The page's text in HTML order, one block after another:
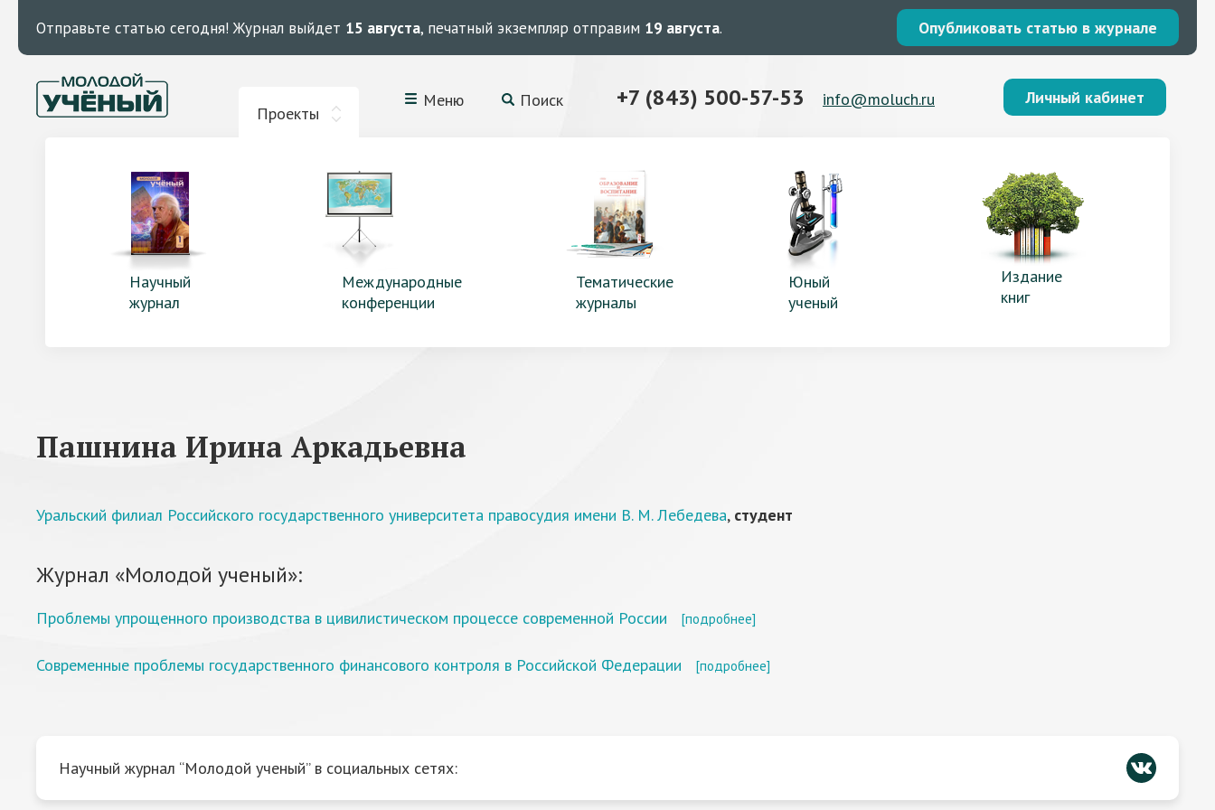
Отправьте статью сегодня! Журнал выйдет 15 августа, печатный экземпляр отправим 19 августа. Опубликовать статью в журнале
Проекты
Меню Поиск +7 (843) 500-57-53 info@moluch.ru Личный кабинет
Научный
журнал
Международные
конференции
Тематические
журналы
Юный
ученый
Издание
книг
Пашнина Ирина Аркадьевна
Уральский филиал Российского государственного университета правосудия имени В. М. Лебедева, студент
Журнал «Молодой ученый»:
Проблемы упрощенного производства в цивилистическом процессе современной России [подробнее]
Современные проблемы государственного финансового контроля в Российской Федерации [подробнее]
Научный журнал “Молодой ученый” в социальных сетях: